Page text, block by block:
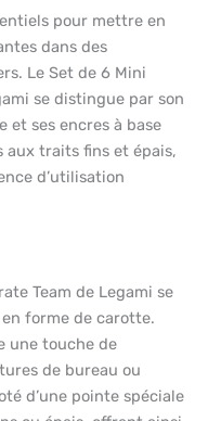
pour mettre en
dans des
Le Set de 6 Mini
se distingue par son
et ses encres à base
aux traits fins et épais,
d’utilisation
Team de Legami se
forme de carotte.
une touche de
de bureau ou
d’une pointe spéciale